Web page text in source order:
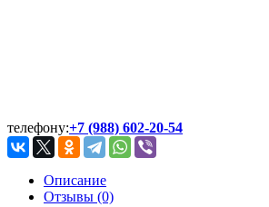
телефону:+7 (988) 602-20-54
Описание
Отзывы (0)